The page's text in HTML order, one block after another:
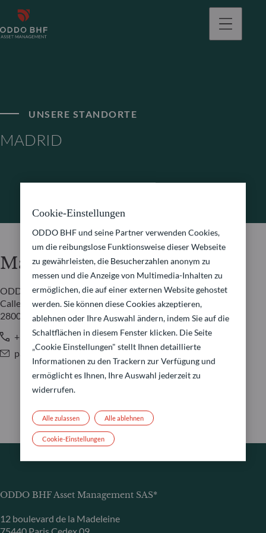
UNSERE STANDORTE
MADRID
Madrid
ODDO BHF AM SAS
Calle Claudio Coello 91
28006 Madrid
+34 650 79 84 59 / +34 917 37 03 60
pablo.portillo-martinez@oddo-bhf.com
ODDO BHF Asset Management SAS*
12 boulevard de la Madeleine
Cookie-Einstellungen
ODDO BHF und seine Partner verwenden Cookies,
um die reibungslose Funktionsweise dieser Webseite
zu gewährleisten, die Besucherzahlen anonym zu
messen und die Anzeige von Multimedia-Inhalten zu
ermöglichen, die auf einer externen Website gehostet
werden. Sie können diese Cookies akzeptieren,
ablehnen oder Ihre Auswahl ändern, indem Sie auf die
Schaltflächen in diesem Fenster klicken. Die Seite
„Cookie Einstellungen" stellt Ihnen detaillierte
Informationen zu den Trackern zur Verfügung und
ermöglicht es Ihnen, Ihre Auswahl jederzeit zu
widerrufen.
Alle ablehnen
Alle zulassen
Cookie-Einstellungen